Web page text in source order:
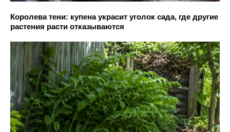
Королева тени: купена украсит уголок сада, где другие
растения расти отказываются